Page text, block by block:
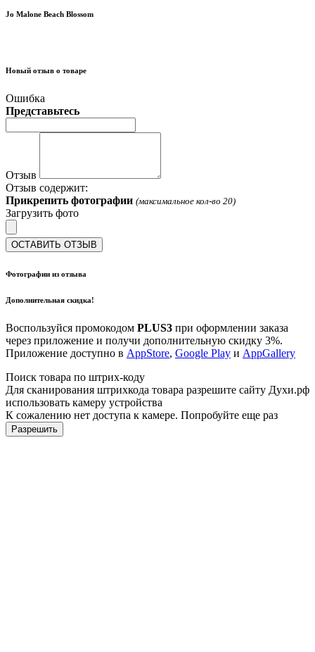
Jo Malone Beach Blossom
Новый отзыв о товаре
Ошибка
Представьтесь
Отзыв
Отзыв содержит:
Прикрепить фотографии (максимальное кол-во 20)
Загрузить фото
ОСТАВИТЬ ОТЗЫВ
Фотографии из отзыва
Дополнительная скидка!
Воспользуйся промокодом PLUS3 при оформлении заказа
через приложение и получи дополнительную скидку 3%.
Приложение доступно в AppStore, Google Play и AppGallery
Поиск товара по штрих-коду
Для сканирования штрихкода товара разрешите сайту Духи.рф
использовать камеру устройства
К сожалению нет доступа к камере. Попробуйте еще раз
Разрешить